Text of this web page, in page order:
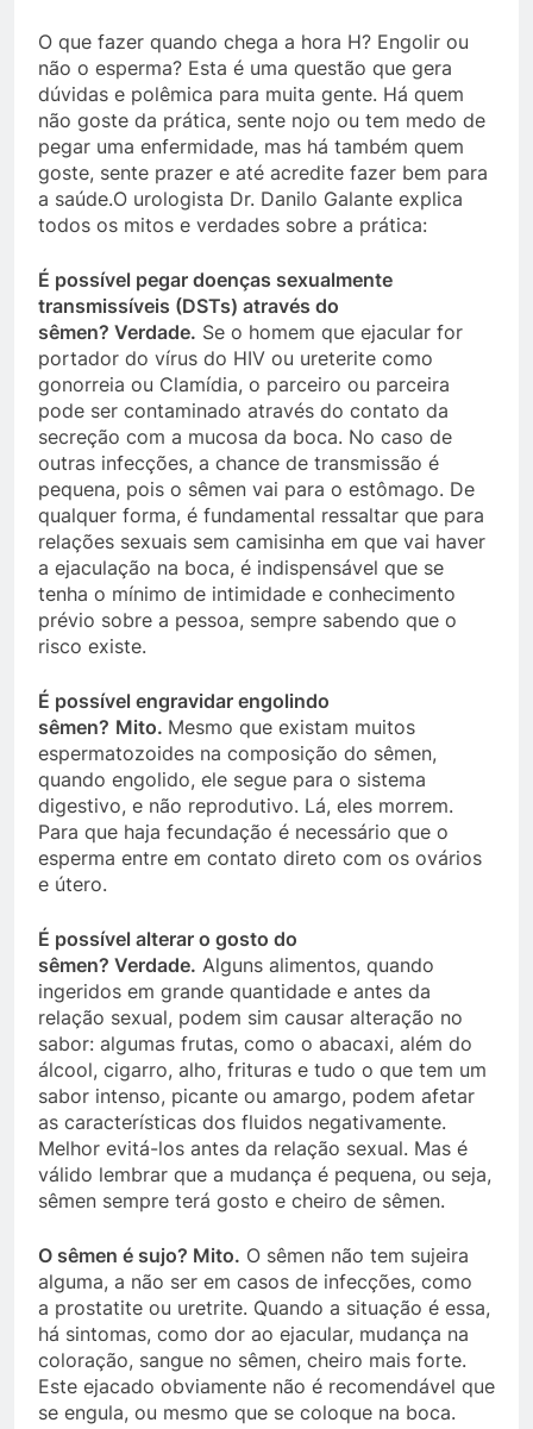
O que fazer quando chega a hora H? Engolir ou
não o esperma? Esta é uma questão que gera
dúvidas e polêmica para muita gente. Há quem
não goste da prática, sente nojo ou tem medo de
pegar uma enfermidade, mas há também quem
goste, sente prazer e até acredite fazer bem para
a saúde.O urologista Dr. Danilo Galante explica
todos os mitos e verdades sobre a prática:
É possível pegar doenças sexualmente
transmissíveis (DSTs) através do
sêmen? Verdade. Se o homem que ejacular for
portador do vírus do HIV ou ureterite como
gonorreia ou Clamídia, o parceiro ou parceira
pode ser contaminado através do contato da
secreção com a mucosa da boca. No caso de
outras infecções, a chance de transmissão é
pequena, pois o sêmen vai para o estômago. De
qualquer forma, é fundamental ressaltar que para
relações sexuais sem camisinha em que vai haver
a ejaculação na boca, é indispensável que se
tenha o mínimo de intimidade e conhecimento
prévio sobre a pessoa, sempre sabendo que o
risco existe.
É possível engravidar engolindo
sêmen? Mito. Mesmo que existam muitos
espermatozoides na composição do sêmen,
quando engolido, ele segue para o sistema
digestivo, e não reprodutivo. Lá, eles morrem.
Para que haja fecundação é necessário que o
esperma entre em contato direto com os ovários
e útero.
É possível alterar o gosto do
sêmen? Verdade. Alguns alimentos, quando
ingeridos em grande quantidade e antes da
relação sexual, podem sim causar alteração no
sabor: algumas frutas, como o abacaxi, além do
álcool, cigarro, alho, frituras e tudo o que tem um
sabor intenso, picante ou amargo, podem afetar
as características dos fluidos negativamente.
Melhor evitá-los antes da relação sexual. Mas é
válido lembrar que a mudança é pequena, ou seja,
sêmen sempre terá gosto e cheiro de sêmen.
O sêmen é sujo? Mito. O sêmen não tem sujeira
alguma, a não ser em casos de infecções, como
a prostatite ou uretrite. Quando a situação é essa,
há sintomas, como dor ao ejacular, mudança na
coloração, sangue no sêmen, cheiro mais forte.
Este ejacado obviamente não é recomendável que
se engula, ou mesmo que se coloque na boca.